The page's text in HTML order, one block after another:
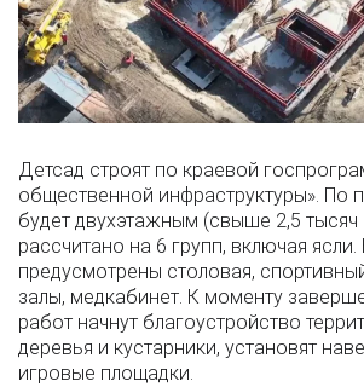
Детсад строят по краевой
общественной инфраструктуры». По
будет двухэтажным (свыше 2,5 тысяч
рассчитано на 6 групп, включая
предусмотрены столовая,
залы, медкабинет. К моменту
работ начнут благоустройство
деревья и кустарники, установят
игровые площадки.